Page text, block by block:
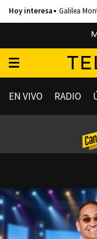
Galilea
EN VIVO RADIO